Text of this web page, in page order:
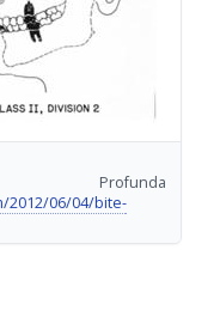
2012/06/04/bite-